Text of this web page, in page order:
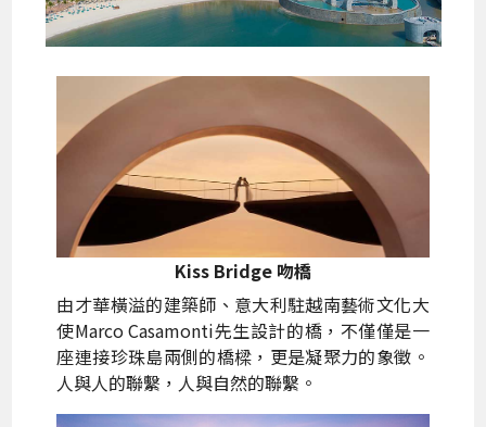
Kiss Bridge 吻橋
由才華橫溢的建築師、意大利駐越南藝術文化大
使Marco Casamonti先生設計的橋，不僅僅是一
座連接珍珠島兩側的橋樑，更是凝聚力的象徵。
人與人的聯繫，人與自然的聯繫。